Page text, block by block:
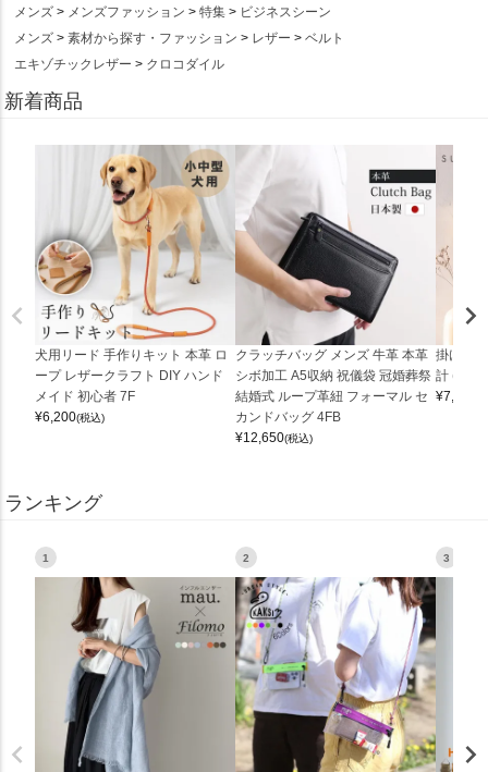
メンズ
メンズファッション 特集
ビジネスシーン
メンズ
素材から探す・ファッション レザー
ベルト
エキゾチックレザー
クロコダイル
新着商品
犬用リード 手作りキット 本革 ロ
ープ レザークラフト DIY ハンド
メイド 初心者 7F
¥6,200(税込)
クラッチバッグ メンズ 牛革 本革
シボ加工 A5収納 祝儀袋 冠婚葬祭
結婚式 ループ革紐 フォーマル セ
カンドバッグ 4FB
¥12,650(税込)
掛け時
計
¥7,150
ランキング
1 2 3